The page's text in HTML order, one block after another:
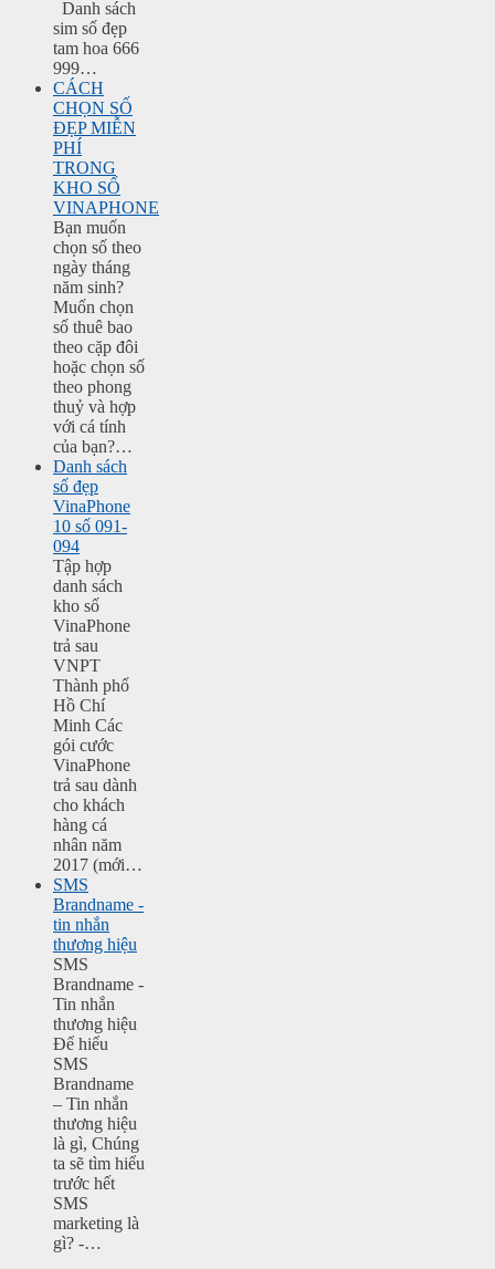
Danh sách
sim số đẹp
tam hoa 666
999…
CÁCH
CHỌN SỐ
ĐẸP MIỄN
PHÍ
TRONG
KHO SỐ
VINAPHONE
Bạn muốn
chọn số theo
ngày tháng
năm sinh?
Muốn chọn
số thuê bao
theo cặp đôi
hoặc chọn số
theo phong
thuỷ và hợp
với cá tính
của bạn?…
Danh sách
số đẹp
VinaPhone
10 số 091-
094
Tập hợp
danh sách
kho số
VinaPhone
trả sau
VNPT
Thành phố
Hồ Chí
Minh Các
gói cước
VinaPhone
trả sau dành
cho khách
hàng cá
nhân năm
2017 (mới…
SMS
Brandname -
tin nhắn
thương hiệu
SMS
Brandname -
Tin nhắn
thương hiệu
Để hiểu
SMS
Brandname
– Tin nhắn
thương hiệu
là gì, Chúng
ta sẽ tìm hiểu
trước hết
SMS
marketing là
gì? -…